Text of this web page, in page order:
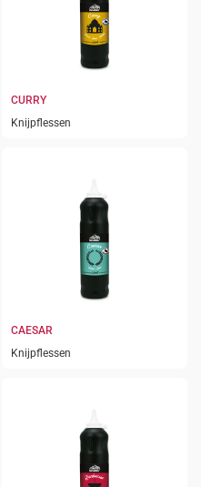
CURRY
Knijpflessen
CAESAR
Knijpflessen